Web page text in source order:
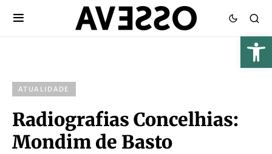
ATUALIDADE
Radiografias Concelhias:
Mondim de Basto